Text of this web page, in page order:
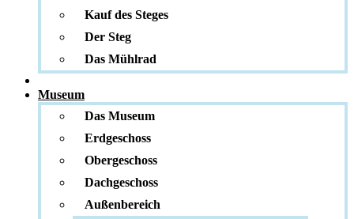
Kauf des Steges
Der Steg
Das Mühlrad
Museum
Das Museum
Erdgeschoss
Obergeschoss
Dachgeschoss
Außenbereich